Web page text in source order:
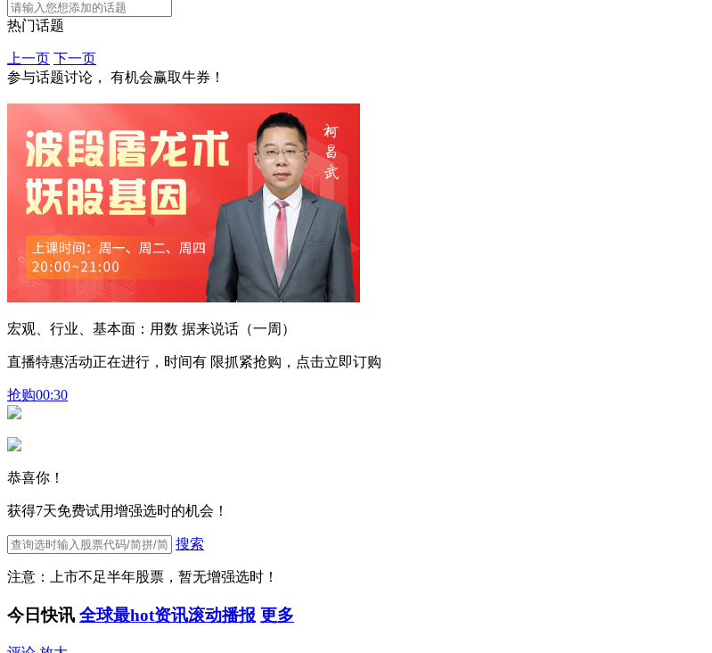
热门话题
上一页 下一页
参与话题讨论， 有机会赢取牛券！
宏观、行业、基本面：用数 据来说话（一周）
直播特惠活动正在进行，时间有 限抓紧抢购，点击立即订购
抢购00:30
恭喜你！
获得7天免费试用增强选时的机会！
搜索
注意：上市不足半年股票，暂无增强选时！
今日快讯 全球最hot资讯滚动播报 更多